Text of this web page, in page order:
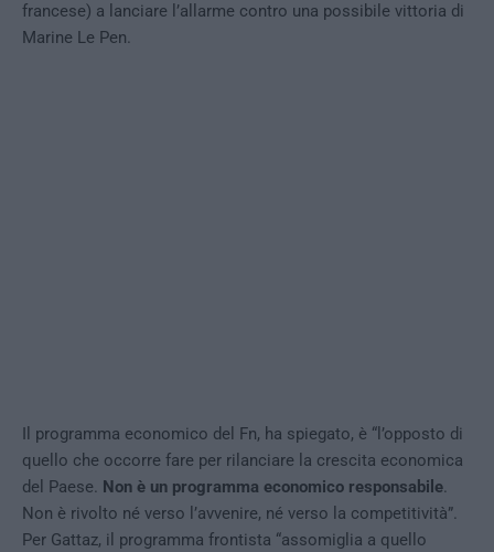
francese) a lanciare l’allarme contro una possibile vittoria di
Marine Le Pen.
Il programma economico del Fn, ha spiegato, è “l’opposto di
quello che occorre fare per rilanciare la crescita economica
del Paese. Non è un programma economico responsabile.
Non è rivolto né verso l’avvenire, né verso la competitività”.
Per Gattaz, il programma frontista “assomiglia a quello